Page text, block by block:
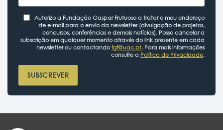
Autorizo a Fundação Gaspar Frutuoso a tratar o meu endereço
de e-mail para o envio da newsletter (divulgação de projetos,
concursos, conferências e demais notícias). Posso cancelar a
subscrição em qualquer momento através do link presente em cada
newsletter ou contactando fgf@uac.pt. Para mais informações
consulte a Política de Privacidade.
SUBSCREVER